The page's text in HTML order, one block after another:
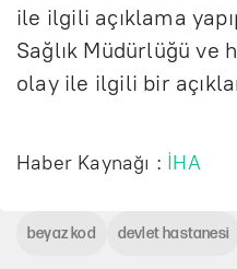
ile ilgili açıklama
Sağlık Müdürlüğü ve
olay ile ilgili bir
Haber Kaynağı : İHA
beyaz kod devlet hastanesi